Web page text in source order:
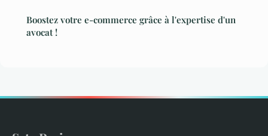
Boostez votre e-commerce grâce à l'expertise d'un
avocat !